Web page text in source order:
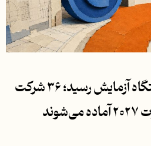
یوروی دیجیتال به ایستگاه آزمایش رسید؛ ۳۶ شرکت